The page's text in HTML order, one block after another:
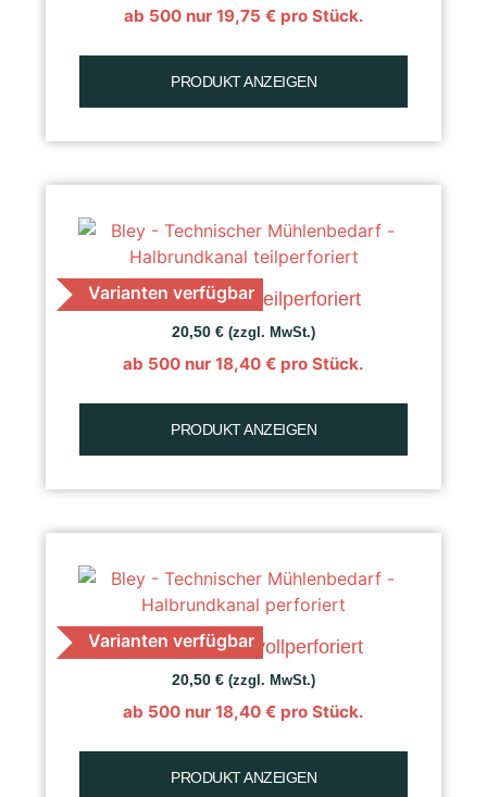
ab 500 nur 19,75 €pro Stück.
PRODUKT ANZEIGEN
Varianten verfügbar
K 40 Getreide, teilperforiert
20,50 € (zzgl. MwSt.)
ab 500 nur 18,40 € pro Stück.
PRODUKT ANZEIGEN
Varianten verfügbar
K 40 Getreide, vollperforiert
20,50 € (zzgl. MwSt.)
ab 500 nur 18,40 € pro Stück.
PRODUKT ANZEIGEN